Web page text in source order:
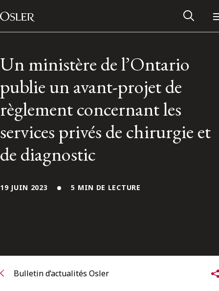
Passer au contenu
Main Navigation
Réseau des anciens d’Osler
S’abonner aux articles Osler
Un ministère de l’Ontario
publie un avant-projet de
règlement concernant les
services privés de chirurgie et
de diagnostic
19 JUIN 2023 5 MIN DE LECTURE
Bulletin d’actualités Osler